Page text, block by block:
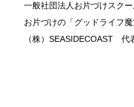
一般社団法人お片づけスク
お片づけの「グッドライフ
（株）SEASIDECOAST